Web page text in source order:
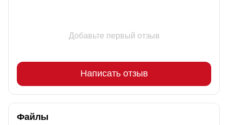
Добавьте первый отзыв
Написать отзыв
Файлы